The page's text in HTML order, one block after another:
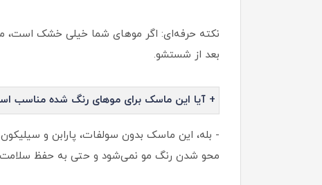
نکته حرفه‌ای: اگر موهای شما خیلی خشک است،
بعد از شستشو.
+ آیا این ماسک برای موهای رنگ شده مناسب
- بله، این ماسک بدون سولفات، پارابن و
محو شدن رنگ مو نمی‌شود و حتی به حفظ